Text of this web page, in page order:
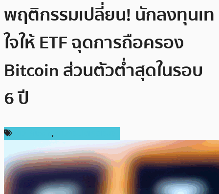
พฤติกรรมเปลี่ยน! นักลงทุนเท
ใจให้ ETF ฉุดการถือครอง
Bitcoin ส่วนตัวต่ำสุดในรอบ
6 ปี
,